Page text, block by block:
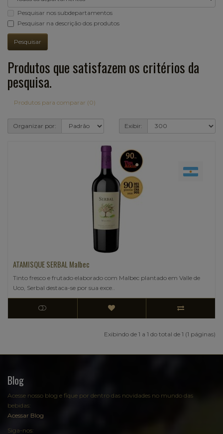
Pesquisar nos subdepartamentos
Pesquisar na descrição dos produtos
Produtos que satisfazem os critérios da
pesquisa.
Produtos para comparar (0)
Organizar por: Exibir:
ATAMISQUE SERBAL Malbec
Tinto fresco e frutado elaborado com Malbec plantado em Valle de
Uco, Serbal destaca-se por sua exce..
Exibindo de 1 a 1 do total de 1 (1 páginas)
Blog
Acesse nosso blog e fique por dentro das novidades no mundo das
bebidas:
Acessar Blog
Siga-nos: